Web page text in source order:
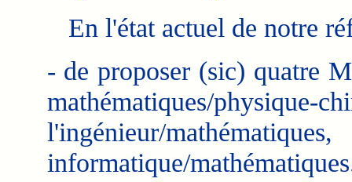
En l'état actuel de notre
- de proposer (sic) quatre
mathématiques/
l'ingénieur/
informatique/